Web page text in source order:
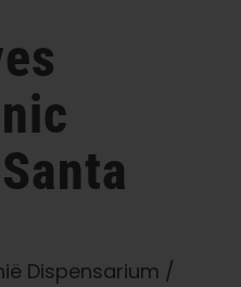
Dispensarium /